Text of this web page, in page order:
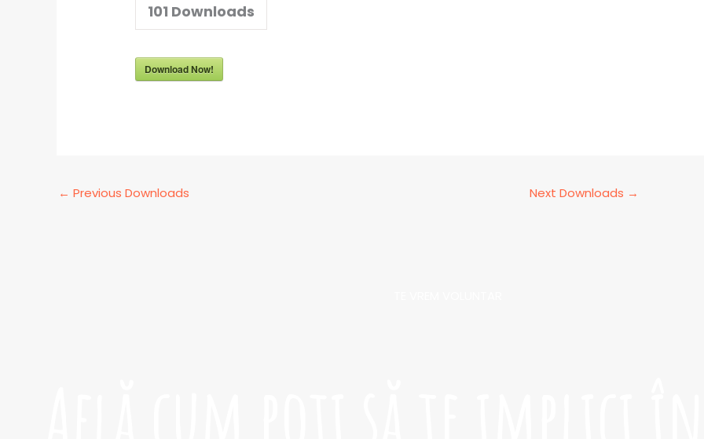
101 Downloads
Download Now!
← Previous Downloads Next Downloads →